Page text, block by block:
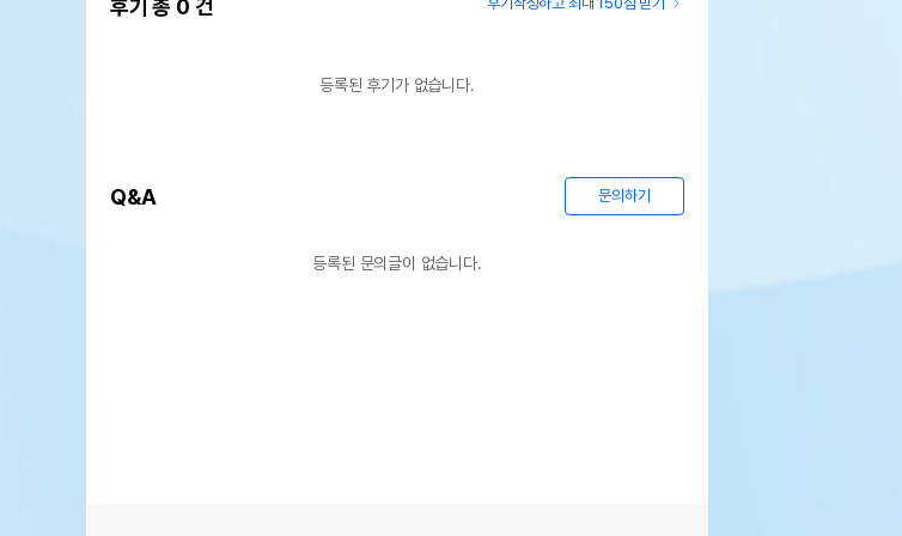
후기 총 0 건
등록된 후기가 없습니다.
Q&A 문의하기
등록된 문의글이 없습니다.